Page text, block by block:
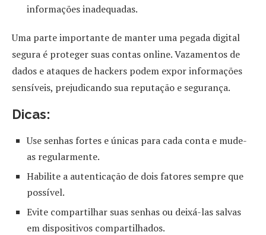
informações inadequadas.
Uma parte importante de manter uma pegada digital
segura é proteger suas contas online. Vazamentos de
dados e ataques de hackers podem expor informações
sensíveis, prejudicando sua reputação e segurança.
Dicas:
Use senhas fortes e únicas para cada conta e mude-
as regularmente.
Habilite a autenticação de dois fatores sempre que
possível.
Evite compartilhar suas senhas ou deixá-las salvas
em dispositivos compartilhados.